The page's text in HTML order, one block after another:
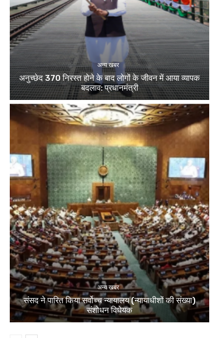
अन्य खबर
अनुच्छेद 370 निरस्त होने के बाद लोगों के जीवन में आया व्यापक
बदलाव: प्रधानमंत्री
अन्य खबर
संसद ने पारित किया सर्वोच्च न्यायालय (न्यायाधीशों की संख्या)
संशोधन विधेयक